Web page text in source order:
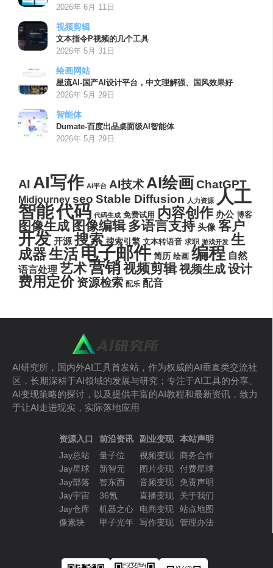
2026年 6月 11日
视频剪辑
文本指令P视频的几个工具
2026年 5月 31日
绘画网站
星流AI-国产AI设计平台，中文理解强、国风效果好
2026年 5月 29日
智能体
Dumate-百度出品桌面级AI智能体
2026年 5月 29日
AI AI写作 AI平台 AI技术 AI绘画ChatGPT
Midjourney seo Stable Diffusion 人力资源 人工
智能代码 代码生成 免费试用 内容创作 办公 博客
图像生成 图像编辑 多语言支持 头像 客户
开发 开源 搜索 搜索引擎 文本转语音 求职 游戏开发 生
成器生活电子邮件 简历 绘画 编程 自然
语言处理 艺术营销视频剪辑视频生成设计
费用定价 资源检索 配乐 配音
AI研究所，国内外AI工具首发站，作为权威的AI垂直类交流社
区，长期深耕于AI领域的发展与研究；专注于AI工具的分享、
AI变现策略的探讨，以及提供丰富的AI教程和最新资讯，致力
于让AI走进现实，实际落地应用
资源入口
Jay总站
Jay星球
Jay部落
Jay宇宙
Jay仓库
像素块
前沿资讯
量子位
新智元
智东西
36氪
机器之心
甲子光年
副业变现
视频变现
图片变现
音频变现
直播变现
电商变现
写作变现
本站声明
商务合作
付费星球
免责声明
关于我们
站点地图
管理办法